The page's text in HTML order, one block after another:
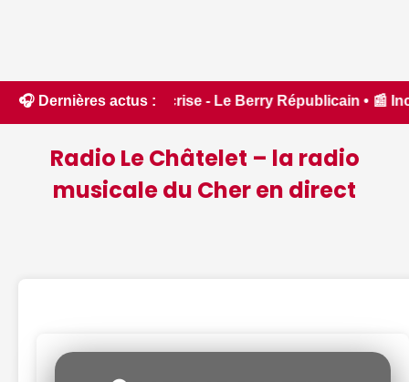
🎧 Dernières actus :
- Le Berry Républicain • 📰 Incendies : des
Radio Le Châtelet – la radio
musicale du Cher en direct